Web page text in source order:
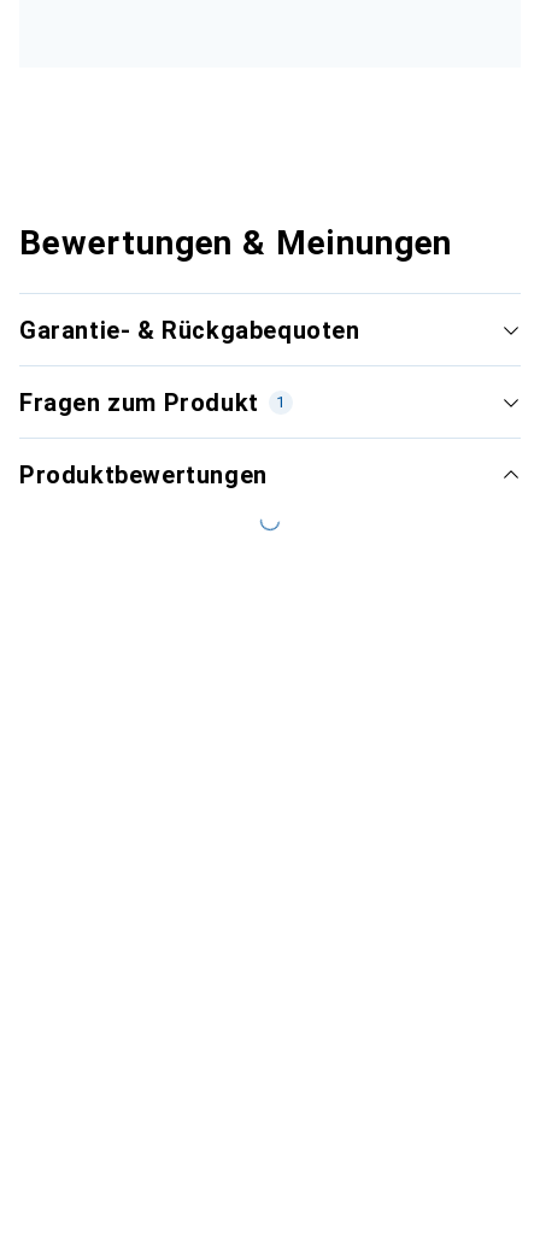
Bewertungen & Meinungen
Garantie- & Rückgabequoten
Fragen zum Produkt 1
Produktbewertungen